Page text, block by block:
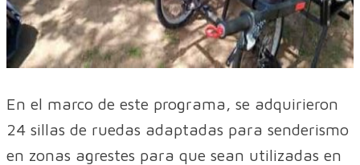
En el marco de este programa, se adquirieron
24 sillas de ruedas adaptadas para senderismo
en zonas agrestes para que sean utilizadas en